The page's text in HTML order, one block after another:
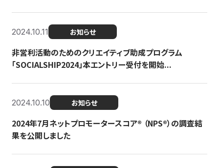
2024.10.11 お知らせ
非営利活動のためのクリエイティブ助成プログラム
「SOCIALSHIP2024」本エントリー受付を開始...
2024.10.10 お知らせ
2024年7月ネットプロモータースコア®︎ （NPS®︎）の調査結
果を公開しました